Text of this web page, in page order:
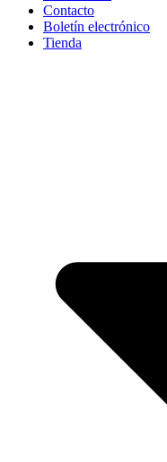
Contacto
Boletín electrónico
Tienda